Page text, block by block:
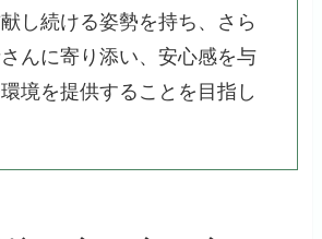
し続ける姿勢を持ち、さら
んに寄り添い、安心感を与
境を提供することを目指し